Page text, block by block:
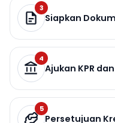
3
Siapkan
4
Ajukan KPR
5
Persetujuan